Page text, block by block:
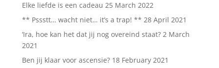
Elke liefde is een cadeau 25 March 2022
** Pssstt… wacht niet… it’s a trap! ** 28 April 2021
‘Ira, hoe kan het dat jij nog overeind staat? 2 March
2021
Ben jij klaar voor ascensie? 18 February 2021